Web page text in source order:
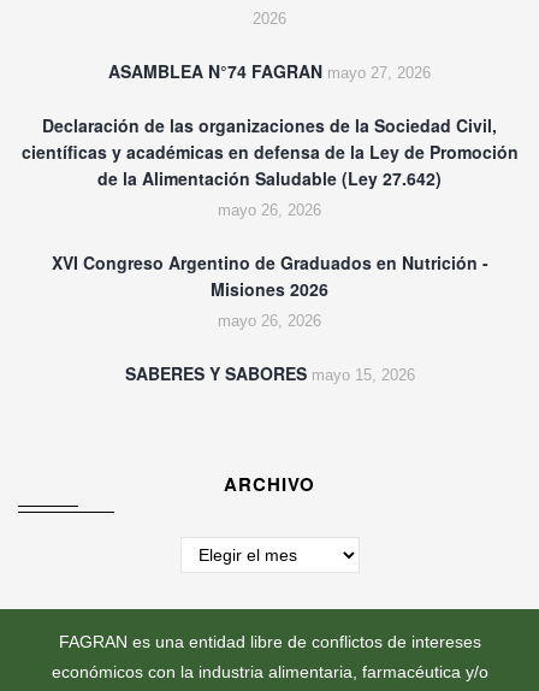
2026
ASAMBLEA N°74 FAGRAN mayo 27, 2026
Declaración de las organizaciones de la Sociedad Civil,
científicas y académicas en defensa de la Ley de Promoción
de la Alimentación Saludable (Ley 27.642)
mayo 26, 2026
XVI Congreso Argentino de Graduados en Nutrición -
Misiones 2026
mayo 26, 2026
SABERES Y SABORES mayo 15, 2026
ARCHIVO
Archivo
FAGRAN es una entidad libre de conflictos de intereses
económicos con la industria alimentaria, farmacéutica y/o